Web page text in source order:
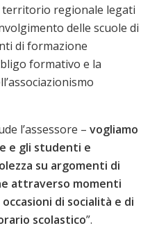
territorio regionale legati
delle scuole di
di formazione
formativo e la
l’assessore – vogliamo
e gli studenti e
su argomenti di
attraverso momenti
di socialità e di
scolastico”.